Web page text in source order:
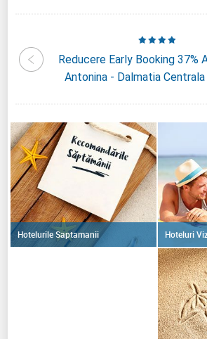
By
Reducere Early Booking 37%
Antonina - Dalmatia
Hotelurile Saptamanii Hoteluri